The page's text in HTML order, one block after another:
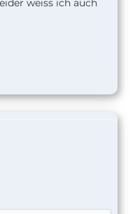
weiss ich auch